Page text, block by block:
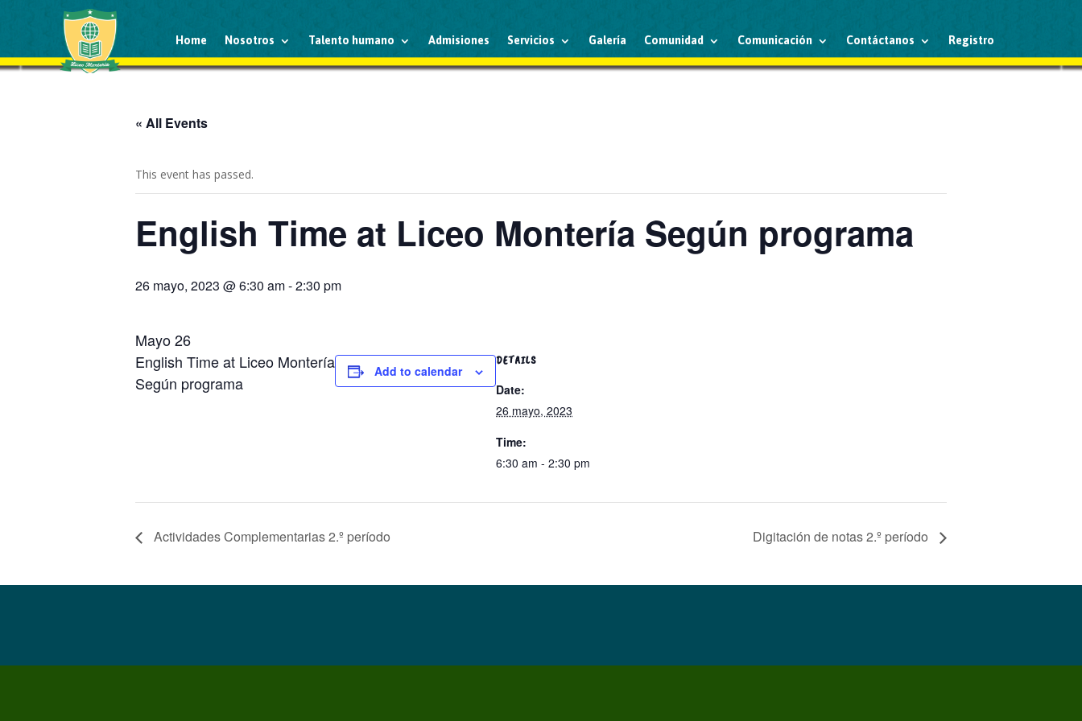
Home Nosotros Talento humano Admisiones Servicios Galería Comunidad Comunicación Contáctanos Registro
« All Events
This event has passed.
English Time at Liceo Montería Según programa
26 mayo, 2023 @ 6:30 am-2:30 pm
Mayo 26
English Time at Liceo Montería
Según programa
Add to calendar
DETAILS
Date:
26 mayo, 2023
Time:
6:30 am - 2:30 pm
Actividades Complementarias 2.º período Digitación de notas 2.º período